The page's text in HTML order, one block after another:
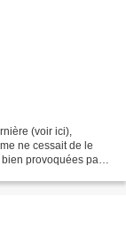
(voir ici),
ne cessait de le
provoquées par